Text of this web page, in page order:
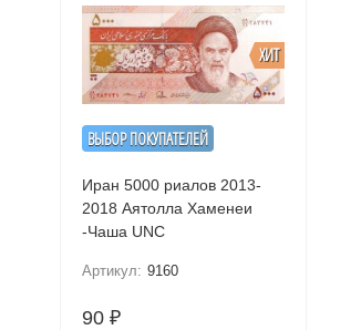
ВЫБОР ПОКУПАТЕЛЕЙ
ХИТ
Иран 5000 риалов 2013-
2018 Аятолла Хаменеи
-Чаша UNC
Артикул: 9160
90 ₽